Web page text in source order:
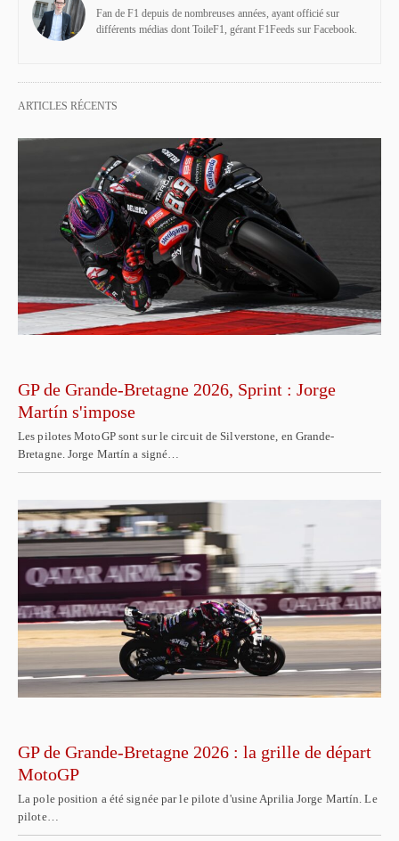
Fan de F1 depuis de nombreuses années, ayant officié sur
différents médias dont ToileF1, gérant F1Feeds sur Facebook.
ARTICLES RÉCENTS
GP de Grande-Bretagne 2026, Sprint : Jorge
Martín s'impose
Les pilotes MotoGP sont sur le circuit de Silverstone, en Grande-
Bretagne. Jorge Martín a signé…
GP de Grande-Bretagne 2026 : la grille de départ
MotoGP
La pole position a été signée par le pilote d'usine Aprilia Jorge Martín. Le
pilote…